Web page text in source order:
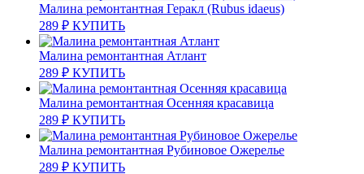
Малина ремонтантная Геракл (Rubus idaeus)
289 ₽ КУПИТЬ
Малина ремонтантная Атлант
289 ₽ КУПИТЬ
Малина ремонтантная Осенняя красавица
289 ₽ КУПИТЬ
Малина ремонтантная Рубиновое Ожерелье
289 ₽ КУПИТЬ